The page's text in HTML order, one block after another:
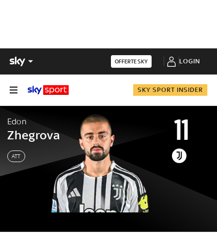
OFFERTE SKY LOGIN
SKY SPORT INSIDER
Edon
Zhegrova
ATT
11
Edon Zhegrova